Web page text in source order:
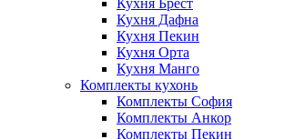
Кухня Брест
Кухня Дафна
Кухня Пекин
Кухня Орта
Кухня Манго
Комплекты кухонь
Комплекты София
Комплекты Анкор
Комплекты Пекин